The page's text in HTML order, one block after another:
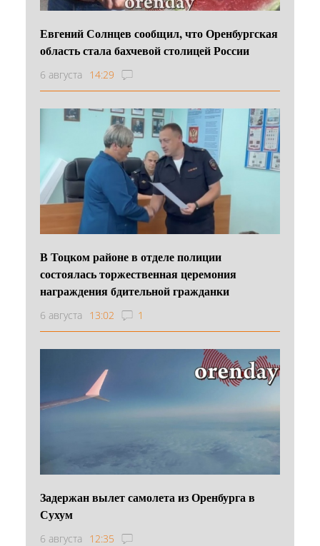
Евгений Солнцев сообщил, что Оренбургская
область стала бахчевой столицей России
6 августа 14:29
В Тоцком районе в отделе полиции
состоялась торжественная церемония
награждения бдительной гражданки
6 августа 13:02 1
Задержан вылет самолета из Оренбурга в
Сухум
6 августа 12:35